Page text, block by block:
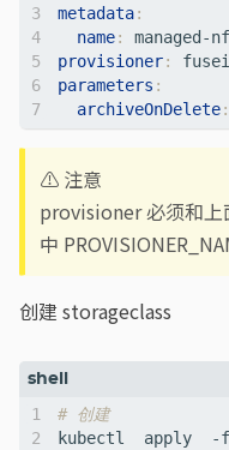
4
6
7
metadata:
name:
managed-
provisioner:
parameters :
archiveOnDelete:
⚠️ 注意
provisioner 必须和
中
创建 storageclass
# 创建